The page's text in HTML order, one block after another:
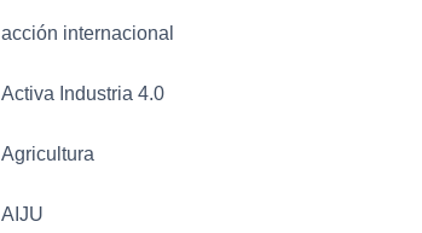
acción internacional
Activa Industria 4.0
Agricultura
AIJU